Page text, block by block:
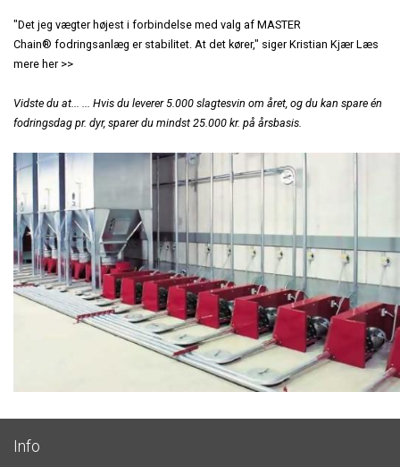
Erhvervsbyggeri i træ
"Det jeg vægter højest i forbindelse med valg af MASTER
Chain® fodringsanlæg er stabilitet. At det kører," siger Kristian Kjær Læs
mere her >>
Vidste du at... ... Hvis du leverer 5.000 slagtesvin om året, og du kan spare én
fodringsdag pr. dyr, sparer du mindst 25.000 kr. på årsbasis.
Info